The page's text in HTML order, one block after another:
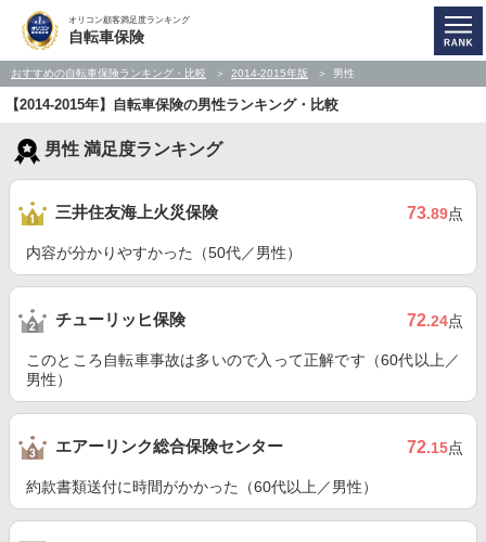
オリコン顧客満足度ランキング
自転車保険
おすすめの自転車保険ランキング・比較 2014-2015年版 男性
【2014-2015年】自転車保険の男性ランキング・比較
男性 満足度ランキング
三井住友海上火災保険 73.89点
内容が分かりやすかった（50代／男性）
チューリッヒ保険 72.24点
このところ自転車事故は多いので入って正解です（60代以上／
男性）
エアーリンク総合保険センター 72.15点
約款書類送付に時間がかかった（60代以上／男性）